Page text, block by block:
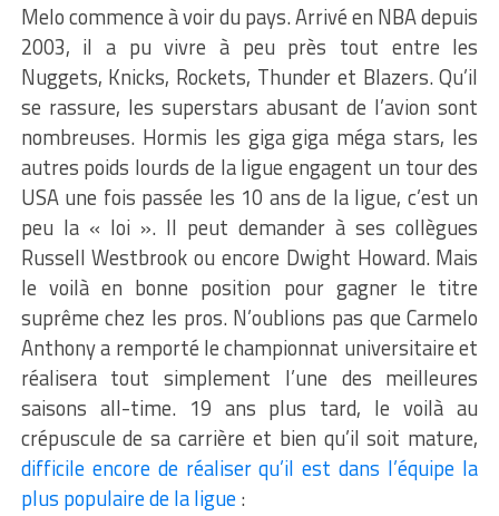
Melo commence à voir du pays. Arrivé en NBA depuis
2003, il a pu vivre à peu près tout entre les
Nuggets, Knicks, Rockets, Thunder et Blazers. Qu’il
se rassure, les superstars abusant de l’avion sont
nombreuses. Hormis les giga giga méga stars, les
autres poids lourds de la ligue engagent un tour des
USA une fois passée les 10 ans de la ligue, c’est un
peu la « loi ». Il peut demander à ses collègues
Russell Westbrook ou encore Dwight Howard. Mais
le voilà en bonne position pour gagner le titre
suprême chez les pros. N’oublions pas que Carmelo
Anthony a remporté le championnat universitaire et
réalisera tout simplement l’une des meilleures
saisons all-time. 19 ans plus tard, le voilà au
crépuscule de sa carrière et bien qu’il soit mature,
difficile encore de réaliser qu’il est dans l’équipe la
plus populaire de la ligue: